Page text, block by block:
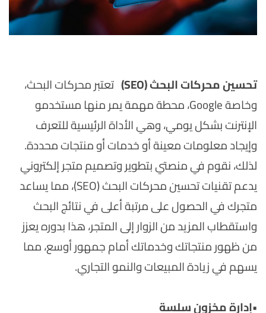
تحسين محركات البحث (SEO ) تعتبر محركات البحث،
وخاصة Google، محطة مهمة يمر منها مستخدمو
الإنترنت بشكل يومي، وهي الأداة الرئيسية للتعرف
وإيجاد معلومات معينة أو خدمات أو منتجات محددة.
لذلك، نقوم في منصتي بتطوير وتصميم متجر إلكتروني
يدعم تقنيات تحسين محركات البحث (SEO)، مما يساعد
متجرك في الحصول على مرتبة أعلى في نتائج البحث
واستقطاب المزيد من الزوار إلى المتجر، هذا بدوره يعزز
من ظهور منتجاتك وخدماتك أمام جمهور أوسع، مما
يسهم في زيادة المبيعات والنمو التجاري.
•إدارة مخزون سلسة